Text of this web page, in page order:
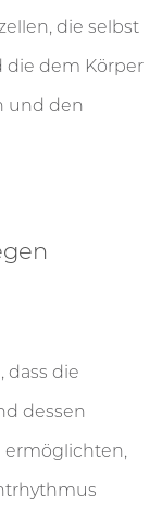
die selbst
die dem Körper
und den
dass die
dessen
ermöglichten,